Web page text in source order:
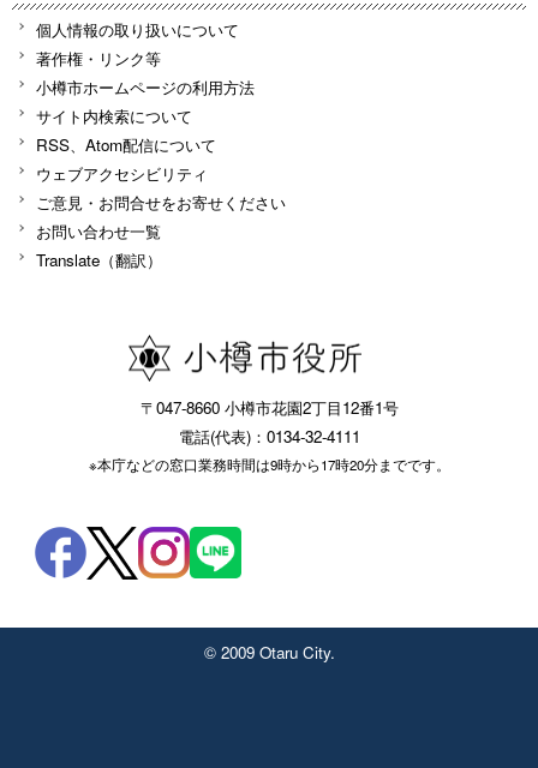
個人情報の取り扱いについて
著作権・リンク等
小樽市ホームページの利用方法
サイト内検索について
RSS、Atom配信について
ウェブアクセシビリティ
ご意見・お問合せをお寄せください
お問い合わせ一覧
Translate（翻訳）
〒047-8660 小樽市花園2丁目12番1号
電話(代表)：0134-32-4111
※本庁などの窓口業務時間は9時から17時20分までです。
© 2009 Otaru City.